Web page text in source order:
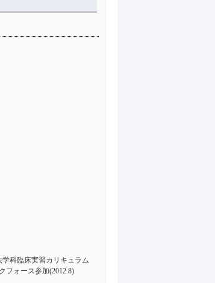
科臨床実習カリキュラム
フォース参加(2012.8)